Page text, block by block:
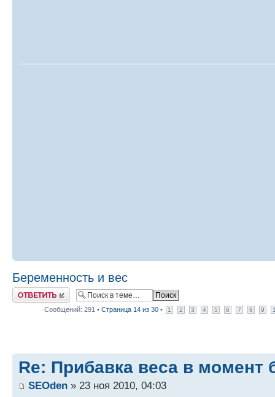
Беременность и вес
Ответить
Сообщений: 291 • Страница 14 из 30 • 1 2 3 4 5 6 7 8 9
Re: Прибавка веса в момент
SEOden » 23 ноя 2010, 04:03